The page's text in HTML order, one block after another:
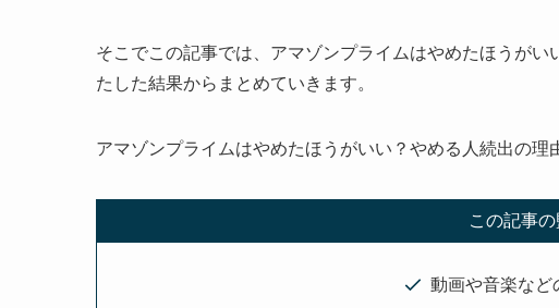
そこでこの記事では、アマゾンプライムはやめたほうが
たした結果からまとめていきます。
アマゾンプライムはやめたほうがいい？やめる人続出の理
この記事
動画や音楽など